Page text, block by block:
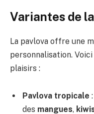
Variantes de
La pavlova offre une
personnalisation.
plaisirs :
Pavlova tropicale
des mangues,